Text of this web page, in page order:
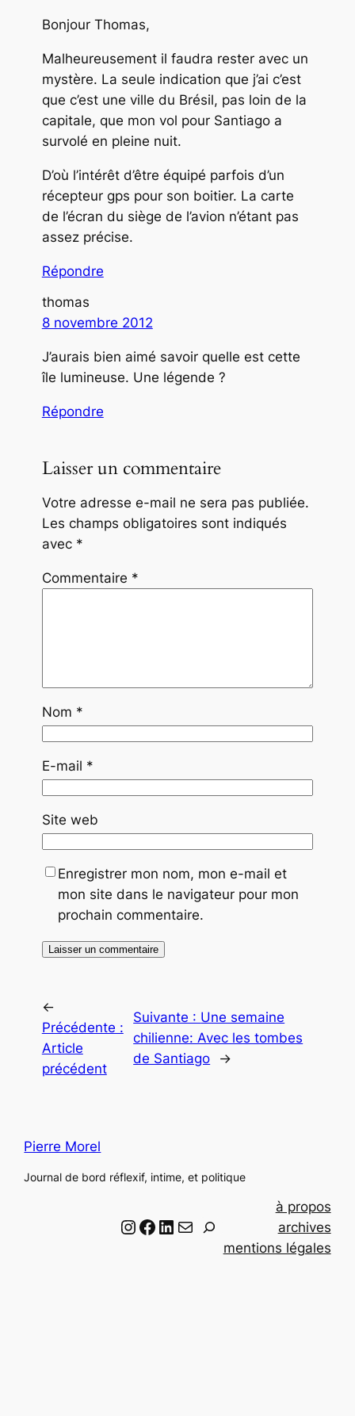
Bonjour Thomas,
Malheureusement il faudra rester avec un
mystère. La seule indication que j’ai c’est
que c’est une ville du Brésil, pas loin de la
capitale, que mon vol pour Santiago a
survolé en pleine nuit.
D’où l’intérêt d’être équipé parfois d’un
récepteur gps pour son boitier. La carte
de l’écran du siège de l’avion n’étant pas
assez précise.
Répondre
thomas
8 novembre 2012
J’aurais bien aimé savoir quelle est cette
île lumineuse. Une légende ?
Répondre
Laisser un commentaire
Votre adresse e-mail ne sera pas publiée.
Les champs obligatoires sont indiqués
avec *
Commentaire *
Nom *
E-mail *
Site web
Enregistrer mon nom, mon e-mail et
mon site dans le navigateur pour mon
prochain commentaire.
←
Précédente :
Article
précédent
Suivante : Une semaine
chilienne: Avec les tombes
de Santiago
→
Pierre Morel
Journal de bord réflexif, intime, et politique
Instagram Facebook LinkedIn Email
à propos
archives
mentions légales